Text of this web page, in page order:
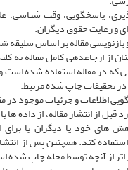
پاسخگویی، وقت شناسی،
و رعایت حقوق دیگران.
بازنویسی مقاله بر اساس
از ارجاع­دهی کامل مقاله به
که در مقاله استفاده شده است
تحقیقات چاپ شده مرتبط.
اطلاعات و جزئیات موجود در
قبل از انتشار مقاله، از داده­
های خود یا دیگران یا برای
کند. همچنین پس از
از آنچه توسط مجله چاپ شده